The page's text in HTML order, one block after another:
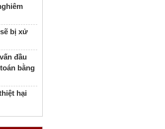
bị xử
đầu
bằng
hại